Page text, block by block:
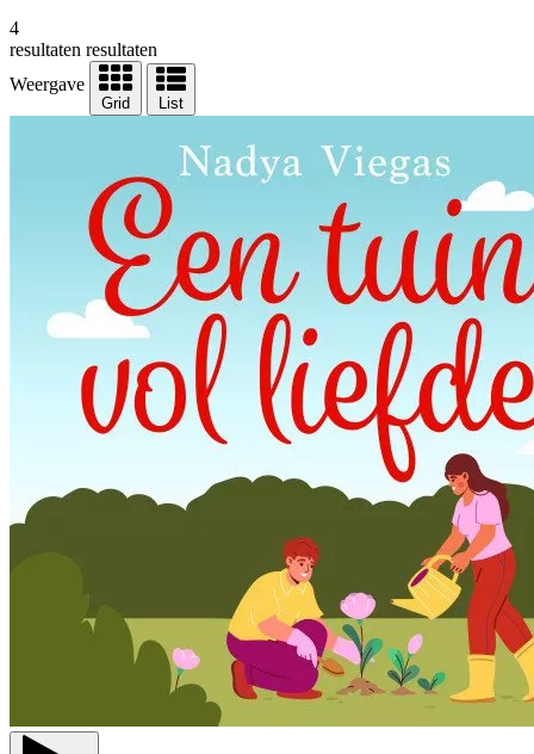
4
resultaten resultaten
Weergave
Grid List